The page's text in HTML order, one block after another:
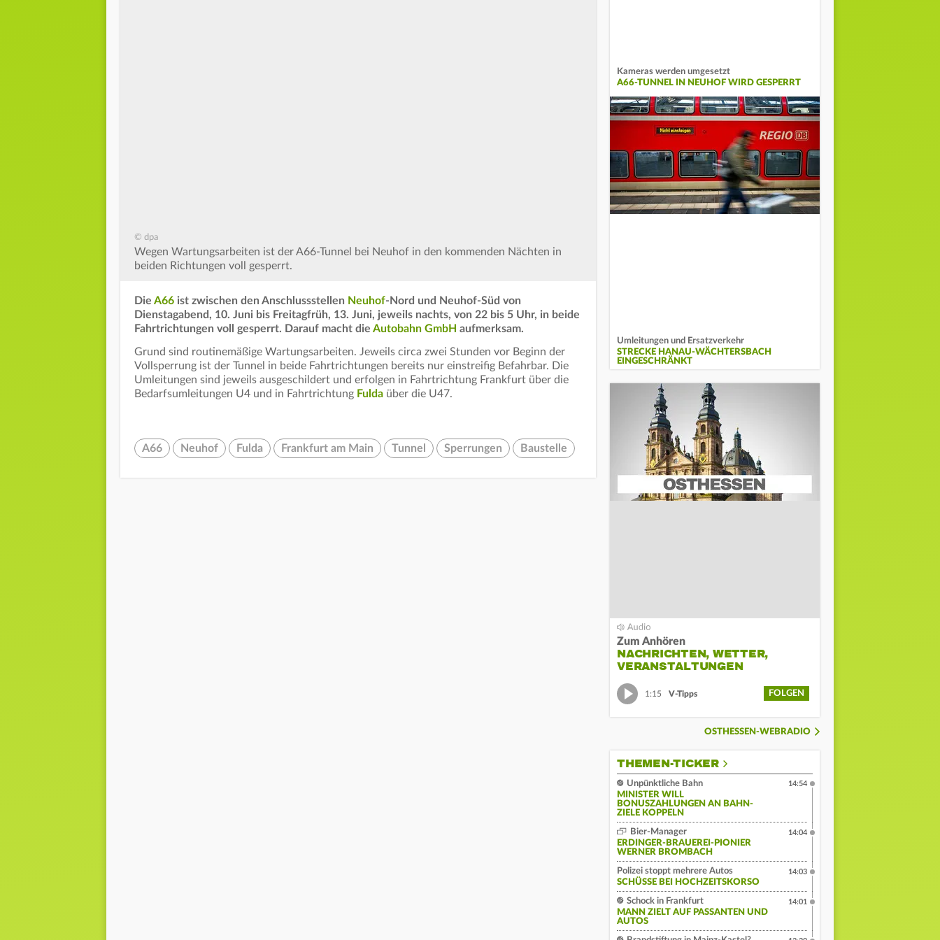
© dpa
Wegen Wartungsarbeiten ist der A66-Tunnel bei Neuhof in den kommenden Nächten in
beiden Richtungen voll gesperrt.
Die A66 ist zwischen den Anschlussstellen Neuhof-Nord und Neuhof-Süd von
Dienstagabend, 10. Juni bis Freitagfrüh, 13. Juni, jeweils nachts, von 22 bis 5 Uhr, in beide
Fahrtrichtungen voll gesperrt. Darauf macht die Autobahn GmbH aufmerksam.
Grund sind routinemäßige Wartungsarbeiten. Jeweils circa zwei Stunden vor Beginn der
Vollsperrung ist der Tunnel in beide Fahrtrichtungen bereits nur einstreifig Befahrbar. Die
Umleitungen sind jeweils ausgeschildert und erfolgen in Fahrtrichtung Frankfurt über die
Bedarfsumleitungen U4 und in Fahrtrichtung Fulda über die U47.
A66 Neuhof Fulda Frankfurt am Main Tunnel Sperrungen Baustelle
Kameras werden umgesetzt
A66-TUNNEL IN NEUHOF WIRD GESPERRT
Umleitungen und Ersatzverkehr
STRECKE HANAU-WÄCHTERSBACH
EINGESCHRÄNKT
Zum Anhören
NACHRICHTEN, WETTER,
VERANSTALTUNGEN
1:15 V-Tipps FOLGEN
OSTHESSEN-WEBRADIO
THEMEN-TICKER
Unpünktliche Bahn
MINISTER WILL
BONUSZAHLUNGEN AN BAHN-
ZIELE KOPPELN
14:54
Bier-Manager
ERDINGER-BRAUEREI-PIONIER
WERNER BROMBACH
14:04
Polizei stoppt mehrere Autos
SCHÜSSE BEI HOCHZEITSKORSO
14:03
Schock in Frankfurt
MANN ZIELT AUF PASSANTEN UND
AUTOS
14:01